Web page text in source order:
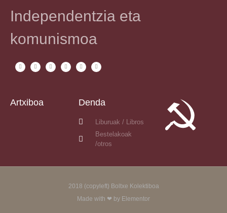
Independentzia eta
komunismoa
Artxiboa Denda
Liburuak / Libros
Bestelakoak
/otros
2018 (copyleft) Boltxe Kolektiboa
Made with ❤ by Elementor